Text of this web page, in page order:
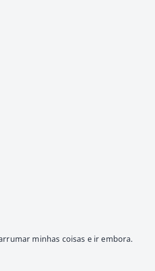
min­has coisas e ir emb­o­ra.